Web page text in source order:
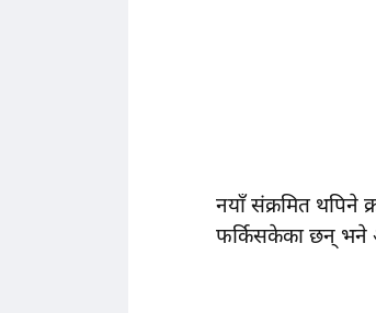
नयाँ संक्रमित थपिने
फर्किसकेका छन् भने